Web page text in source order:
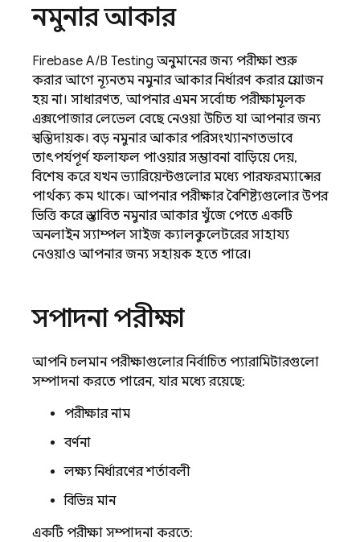
নমুনার আকার
Firebase A/B Testing অনুমানের জন্য পরীক্ষা শুরু
করার আগে ন্যূনতম নমুনার আকার নির্ধারণ করার প্রয়োজন
হয় না। সাধারণত, আপনার এমন সর্বোচ্চ পরীক্ষামূলক
এক্সপোজার লেভেল বেছে নেওয়া উচিত যা আপনার জন্য
স্বস্তিদায়ক। বড় নমুনার আকার পরিসংখ্যানগতভাবে
তাৎপর্যপূর্ণ ফলাফল পাওয়ার সম্ভাবনা বাড়িয়ে দেয়,
বিশেষ করে যখন ভ্যারিয়েন্টগুলোর মধ্যে পারফরম্যান্সের
পার্থক্য কম থাকে। আপনার পরীক্ষার বৈশিষ্ট্যগুলোর উপর
ভিত্তি করে প্রস্তাবিত নমুনার আকার খুঁজে পেতে একটি
অনলাইন স্যাম্পল সাইজ ক্যালকুলেটরের সাহায্য
নেওয়াও আপনার জন্য সহায়ক হতে পারে।
সম্পাদনা পরীক্ষা
আপনি চলমান পরীক্ষাগুলোর নির্বাচিত প্যারামিটারগুলো
সম্পাদনা করতে পারেন, যার মধ্যে রয়েছে:
পরীক্ষার নাম
বর্ণনা
লক্ষ্য নির্ধারণের শর্তাবলী
বিভিন্ন মান
একটি পরীক্ষা সম্পাদনা করতে: